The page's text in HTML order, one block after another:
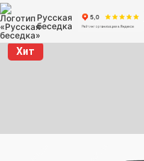
Русская
беседка
Хит